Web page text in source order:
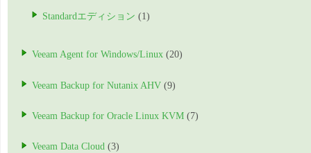
Standardエディション (1)
Veeam Agent for Windows/Linux (20)
Veeam Backup for Nutanix AHV (9)
Veeam Backup for Oracle Linux KVM (7)
Veeam Data Cloud (3)